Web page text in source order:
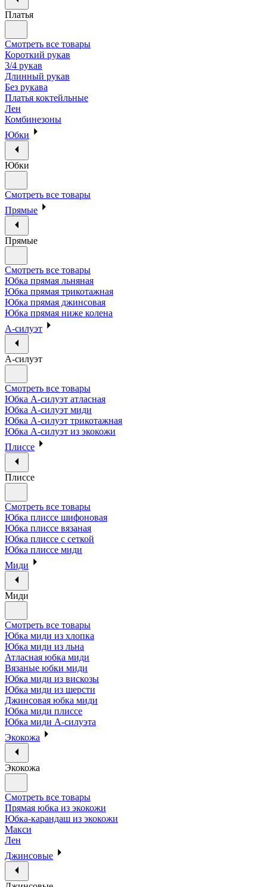
Платья
Смотреть все товары
Короткий рукав
3/4 рукав
Длинный рукав
Без рукава
Платья коктейльные
Лен
Комбинезоны
Юбки
Юбки
Смотреть все товары
Прямые
Прямые
Смотреть все товары
Юбка прямая льняная
Юбка прямая трикотажная
Юбка прямая джинсовая
Юбка прямая ниже колена
А-силуэт
А-силуэт
Смотреть все товары
Юбка А-силуэт атласная
Юбка А-силуэт миди
Юбка А-силуэт трикотажная
Юбка А-силуэт из экокожи
Плиссе
Плиссе
Смотреть все товары
Юбка плиссе шифоновая
Юбка плиссе вязаная
Юбка плиссе с сеткой
Юбка плиссе миди
Миди
Миди
Смотреть все товары
Юбка миди из хлопка
Юбка миди из льна
Атласная юбка миди
Вязаные юбки миди
Юбка миди из вискозы
Юбка миди из шерсти
Джинсовая юбка миди
Юбка миди плиссе
Юбка миди А-силуэта
Экокожа
Экокожа
Смотреть все товары
Прямая юбка из экокожи
Юбка-карандаш из экокожи
Макси
Лен
Джинсовые